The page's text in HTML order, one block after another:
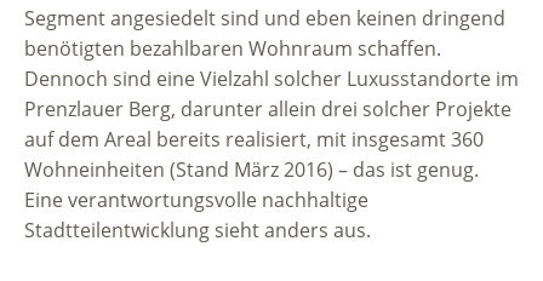
Segment angesiedelt sind und eben keinen dringend
benötigten bezahlbaren Wohnraum schaffen.
Dennoch sind eine Vielzahl solcher Luxusstandorte im
Prenzlauer Berg, darunter allein drei solcher Projekte
auf dem Areal bereits realisiert, mit insgesamt 360
Wohneinheiten (Stand März 2016) – das ist genug.
Eine verantwortungsvolle nachhaltige
Stadtteilentwicklung sieht anders aus.